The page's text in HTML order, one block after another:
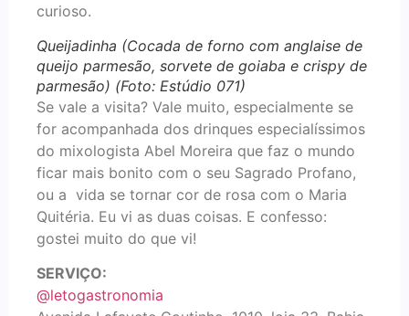
curioso.
Queijadinha (Cocada de forno com anglaise de
queijo parmesão, sorvete de goiaba e crispy de
parmesão) (Foto: Estúdio 071)
Se vale a visita? Vale muito, especialmente se
for acompanhada dos drinques especialíssimos
do mixologista Abel Moreira que faz o mundo
ficar mais bonito com o seu Sagrado Profano,
ou a vida se tornar cor de rosa com o Maria
Quitéria. Eu vi as duas coisas. E confesso:
gostei muito do que vi!
SERVIÇO:
@letogastronomia